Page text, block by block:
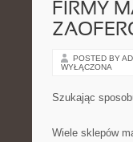
FIRMY
POSTED BY
WYŁĄCZONA
Szukając
Wiele sklepów